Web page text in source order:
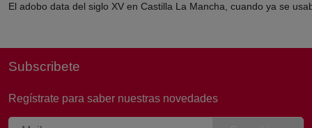
El adobo data del siglo XV en Castilla La Mancha, cuando ya se
Subscribete
Regístrate para saber nuestras novedades